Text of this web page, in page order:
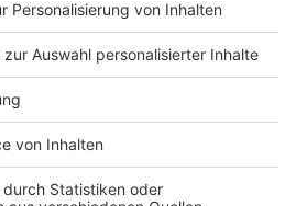
Kontakt
Newsletter